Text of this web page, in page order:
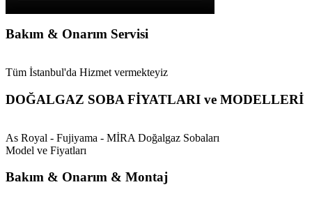
Bakım & Onarım Servisi
Tüm İstanbul'da Hizmet vermekteyiz
DOĞALGAZ SOBA FİYATLARI ve MODELLERİ
As Royal - Fujiyama - MİRA Doğalgaz Sobaları
Model ve Fiyatları
Bakım & Onarım & Montaj